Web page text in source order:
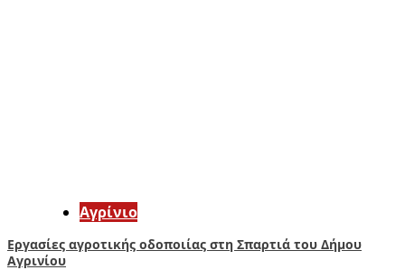
Aγρίνιο
Εργασίες αγροτικής οδοποιίας στη Σπαρτιά του Δήμου
Αγρινίου